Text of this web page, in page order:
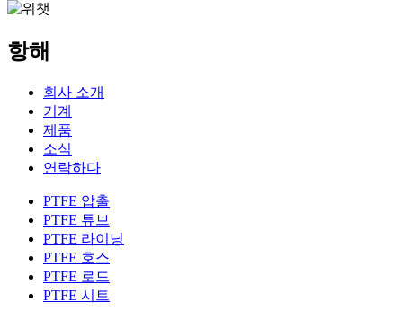
항해
회사 소개
기계
제품
소식
연락하다
PTFE 압출
PTFE 튜브
PTFE 라이닝
PTFE 호스
PTFE 로드
PTFE 시트